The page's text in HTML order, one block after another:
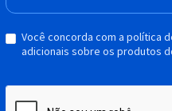
Você concorda com a política
adicionais sobre os produtos